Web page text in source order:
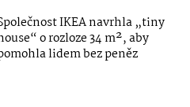
IKEA navrhla „tiny
o rozloze 34 m², aby
lidem bez peněz